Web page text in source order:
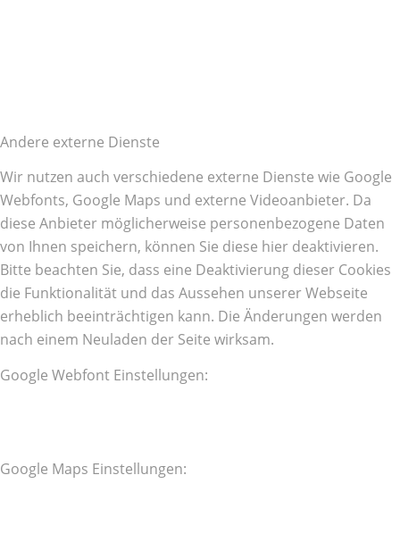
Andere externe Dienste
Wir nutzen auch verschiedene externe Dienste wie Google
Webfonts, Google Maps und externe Videoanbieter. Da
diese Anbieter möglicherweise personenbezogene Daten
von Ihnen speichern, können Sie diese hier deaktivieren.
Bitte beachten Sie, dass eine Deaktivierung dieser Cookies
die Funktionalität und das Aussehen unserer Webseite
erheblich beeinträchtigen kann. Die Änderungen werden
nach einem Neuladen der Seite wirksam.
Google Webfont Einstellungen:
Google Maps Einstellungen: